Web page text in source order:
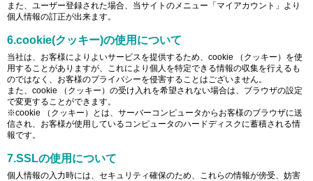
また、ユーザー登録された場合、当サイトのメニュー「マイアカウント」より
個人情報の訂正が出来ます。
6.cookie(クッキー)の使用について
当社は、お客様によりよいサービスを提供するため、cookie （クッキー）を使
用することがありますが、これにより個人を特定できる情報の収集を行えるも
のではなく、お客様のプライバシーを侵害することはございません。
また、cookie （クッキー）の受け入れを希望されない場合は、ブラウザの設定
で変更することができます。
※cookie （クッキー）とは、サーバーコンピュータからお客様のブラウザに送
信され、お客様が使用しているコンピュータのハードディスクに蓄積される情
報です。
7.SSLの使用について
個人情報の入力時には、セキュリティ確保のため、これらの情報が傍受、妨害